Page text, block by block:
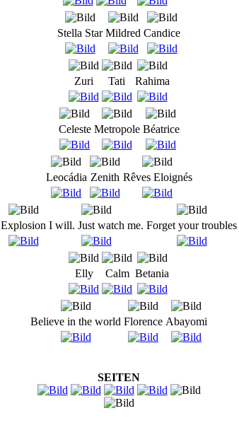
Stella Star Mildred Candice
Zuri Tati Rahima
Celeste Metropole Béatrice
Leocádia Zenith Rêves Eloignés
Explosion I will. Just watch me. Forget your troubles
Elly Calm Betania
Believe in the world Florence Abayomi
SEITEN